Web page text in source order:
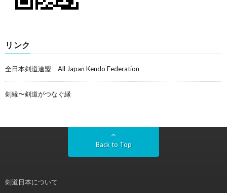
リンク
全日本剣道連盟 All Japan Kendo Federation
剣縁〜剣道がつなぐ縁
Back to Top
剣道日本について